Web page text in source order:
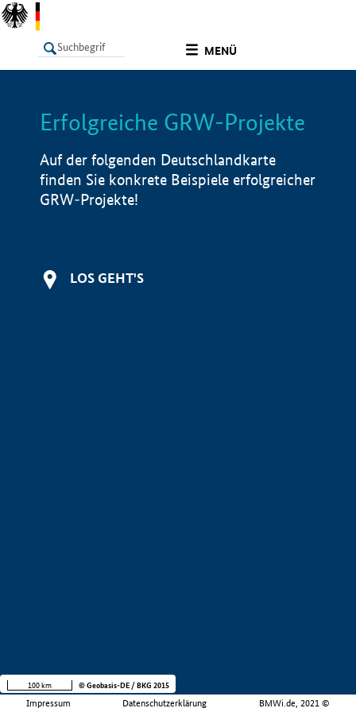
MENÜ
LISTE Info
Erfolgreiche GRW-Projekte
Auf der folgenden Deutschlandkarte
finden Sie konkrete Beispiele erfolgreicher
GRW-Projekte!
LOS GEHT'S
Impressum Datenschutzerklärung BMWi.de, 2021 ©
100 km © Geobasis-DE / BKG 2015